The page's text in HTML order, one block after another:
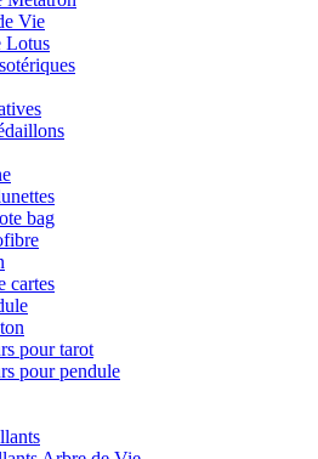
Vie
Lotus
bag
cartes
pour tarot
pour pendule